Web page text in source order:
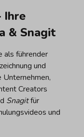
Ihre
& Snagit
als führender
und
Unternehmen,
Creators
Snagitfür
und